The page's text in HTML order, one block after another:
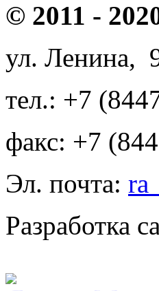
© 2011 -
ул. Ленина,
тел.: +7
факс: +7
Эл. почта:
Разработка